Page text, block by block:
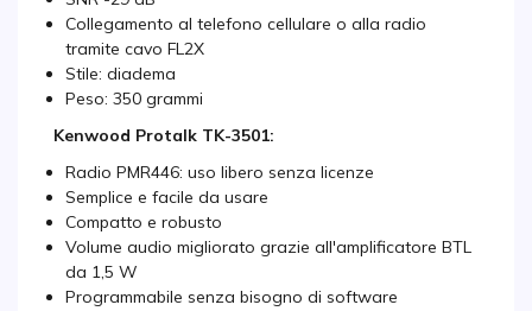
Collegamento al telefono cellulare o alla radio
tramite cavo FL2X
Stile: diadema
Peso: 350 grammi
Kenwood Protalk TK-3501:
Radio PMR446: uso libero senza licenze
Semplice e facile da usare
Compatto e robusto
Volume audio migliorato grazie all'amplificatore BTL
da 1,5 W
Programmabile senza bisogno di software